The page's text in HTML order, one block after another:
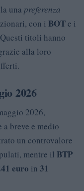
una preferenza
con i BOTe i
titoli hanno
alla loro
2026
2026,
a breve e medio
un controvalore
mentre il BTP
euro in 31